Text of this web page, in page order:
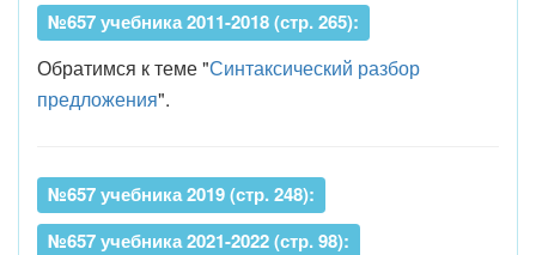
№657 учебника 2011-2018 (стр. 265):
Обратимся к теме "Синтаксический разбор
предложения".
№657 учебника 2019 (стр. 248):
№657 учебника 2021-2022 (стр. 98):